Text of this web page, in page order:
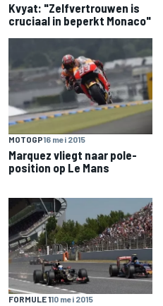
Kvyat: "Zelfvertrouwen is
cruciaal in beperkt Monaco"
MOTOGP16 mei 2015
Marquez vliegt naar pole-
position op Le Mans
FORMULE 110 mei 2015